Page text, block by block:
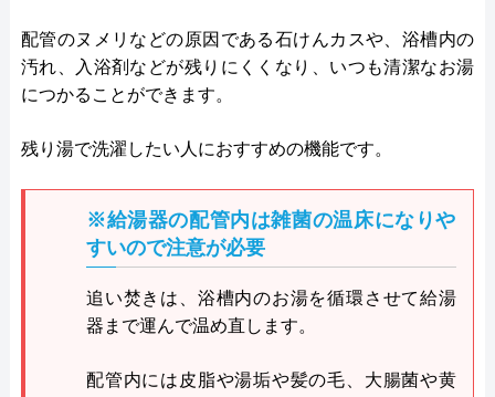
配管のヌメリなどの原因である石けんカスや、浴槽内の
汚れ、入浴剤などが残りにくくなり、いつも清潔なお湯
につかることができます。
残り湯で洗濯したい人におすすめの機能です。
※給湯器の配管内は雑菌の温床になりや
すいので注意が必要
追い焚きは、浴槽内のお湯を循環させて給湯
器まで運んで温め直します。
配管内には皮脂や湯垢や髪の毛、大腸菌や黄